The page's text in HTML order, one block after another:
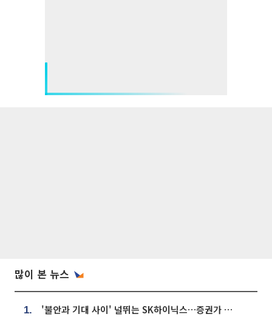
많이 본 뉴스
1. '불안과 기대 사이' 널뛰는 SK하이닉스…증권가 "HBM4·LTA 기반 펀터멘털 견고"